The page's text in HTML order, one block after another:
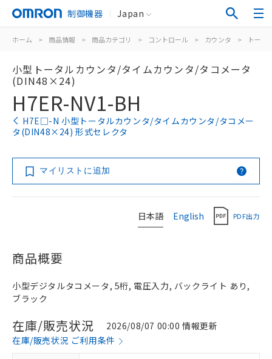
制御機器 Japan
ホーム > 商品情報 > 商品カテゴリ > コントロール > カウンタ > トータ
小型トータルカウンタ/タイムカウンタ/タコメータ
(DIN48×24)
H7ER-NV1-BH
H7E□-N 小型トータルカウンタ/タイムカウンタ/タコメー
タ(DIN48×24) 形式セレクタ
マイリストに追加
日本語 English PDF出力
商品概要
小型デジタルタコメータ, 5桁, 電圧入力, バックライト あり,
ブラック
在庫/販売状況
2026/08/07 00:00 情報更新
在庫/販売状況 ご利用条件